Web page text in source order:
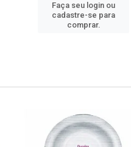
Faça seu login ou
cadastre-se para
comprar.